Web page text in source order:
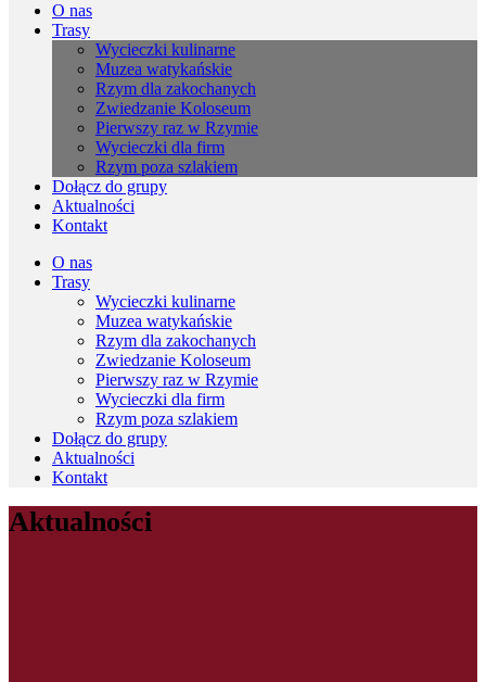
O nas
Trasy
Wycieczki kulinarne
Muzea watykańskie
Rzym dla zakochanych
Zwiedzanie Koloseum
Pierwszy raz w Rzymie
Wycieczki dla firm
Rzym poza szlakiem
Dołącz do grupy
Aktualności
Kontakt
O nas
Trasy
Wycieczki kulinarne
Muzea watykańskie
Rzym dla zakochanych
Zwiedzanie Koloseum
Pierwszy raz w Rzymie
Wycieczki dla firm
Rzym poza szlakiem
Dołącz do grupy
Aktualności
Kontakt
Aktualności